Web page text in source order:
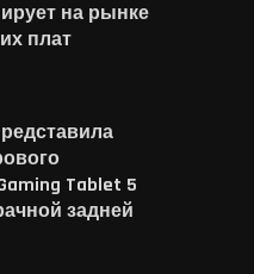
на рынке
плат
Tablet 5
задней